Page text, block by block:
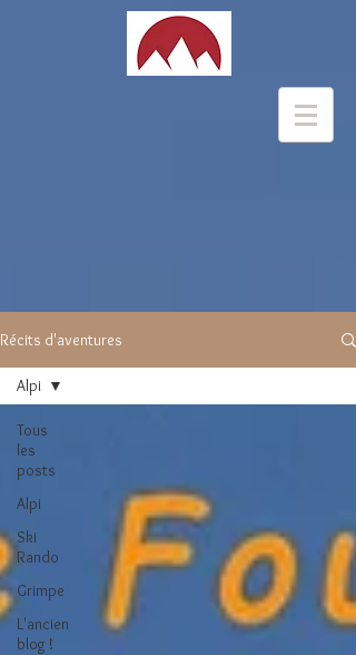
Récits d'aventures
Tous
les
posts
Alpi
Ski
Rando
Grimpe
L'ancien
blog !
Alpi